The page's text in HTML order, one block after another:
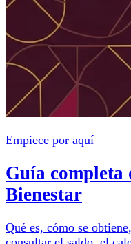
Empiece por aquí
Guía completa
Bienestar
Qué es, cómo se